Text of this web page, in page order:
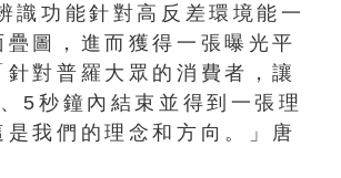
識功能針對高反差環境能一
疊圖，進而獲得一張曝光平
對普羅大眾的消費者，讓
5秒鐘內結束並得到一張理
是我們的理念和方向。」唐